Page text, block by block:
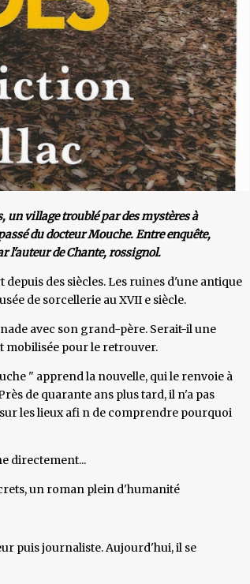
un village troublé par des mystères à
du docteur Mouche. Entre enquête,
l'auteur de Chante, rossignol.
des siècles. Les ruines d'une antique
de sorcellerie au XVII e siècle.
avec son grand-père. Serait-il une
mobilisée pour le retrouver.
" apprend la nouvelle, qui le renvoie à
de quarante ans plus tard, il n'a pas
les lieux afi n de comprendre pourquoi
directement...
un roman plein d'humanité
puis journaliste. Aujourd'hui, il se